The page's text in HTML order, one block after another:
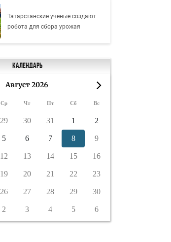
Татарстанские ученые создают
робота для сбора урожая
Календарь
Август 2026
Ср Чт Пт Сб Вс
29 30 31 1 2
5 6 7 8 9
12 13 14 15 16
19 20 21 22 23
26 27 28 29 30
2 3 4 5 6